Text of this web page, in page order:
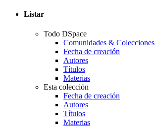
Listar
Todo DSpace
Comunidades & Colecciones
Fecha de creación
Autores
Títulos
Materias
Esta colección
Fecha de creación
Autores
Títulos
Materias